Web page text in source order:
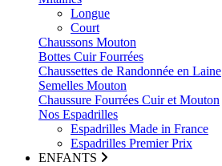
Longue
Court
Chaussons Mouton
Bottes Cuir Fourrées
Chaussettes de Randonnée en Laine
Semelles Mouton
Chaussure Fourrées Cuir et Mouton
Nos Espadrilles
Espadrilles Made in France
Espadrilles Premier Prix
ENFANTS